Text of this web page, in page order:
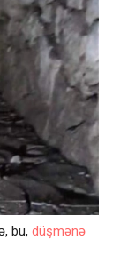
bu, düşmənə